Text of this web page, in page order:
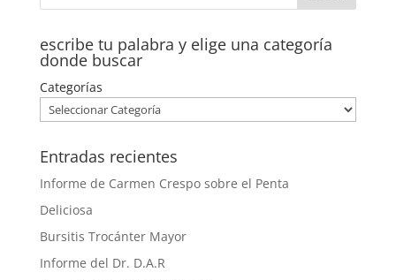
escribe tu palabra y elige una categoría
donde buscar
Categorías
Entradas recientes
Informe de Carmen Crespo sobre el Penta
Deliciosa
Bursitis Trocánter Mayor
Informe del Dr. D.A.R